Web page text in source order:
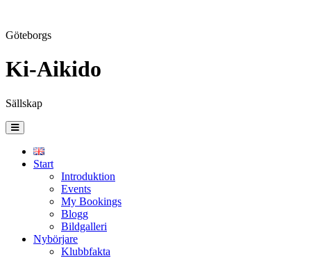
Göteborgs
Ki-Aikido
Sällskap
Skip
content
Start
Introduktion
Events
My Bookings
Blogg
Bildgalleri
Nybörjare
Klubbfakta